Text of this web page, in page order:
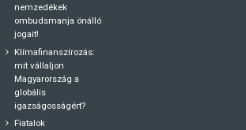
nemzedékek
ombudsmanja önálló
jogait!
Klímafinanszírozás:
mit vállaljon
Magyarország a
globális
igazságosságért?
Fiatalok